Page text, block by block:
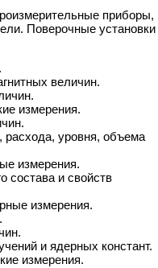
приборы,
Поверочные установки
величин.
измерения.
расхода, уровня, объема
измерения.
состава и свойств
измерения.
и ядерных констант.
измерения.